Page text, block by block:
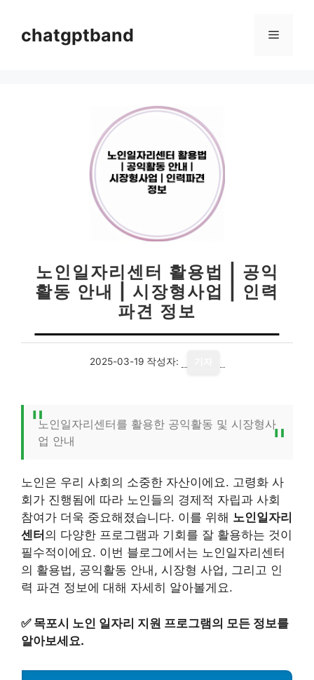
chatgptband 메
노인일자리센터 활용법 | 공익
활동 안내 | 시장형사업 | 인력
파견 정보
2025-03-19 작성자:
노인일자리센터를 활용한 공익활동 및 시장형사
업 안내
노인은 우리 사회의 소중한 자산이에요. 고령화 사
회가 진행됨에 따라 노인들의 경제적 자립과 사회
참여가 더욱 중요해졌습니다. 이를 위해 노인일자리
센터 의 다양한 프로그램과 기회를 잘 활용하는 것이
필수적이에요. 이번 블로그에서는 노인일자리센터
의 활용법, 공익활동 안내, 시장형 사업, 그리고 인
력 파견 정보에 대해 자세히 알아볼게요.
✅ 목포시 노인 일자리 지원 프로그램의 모든 정보를
알아보세요.